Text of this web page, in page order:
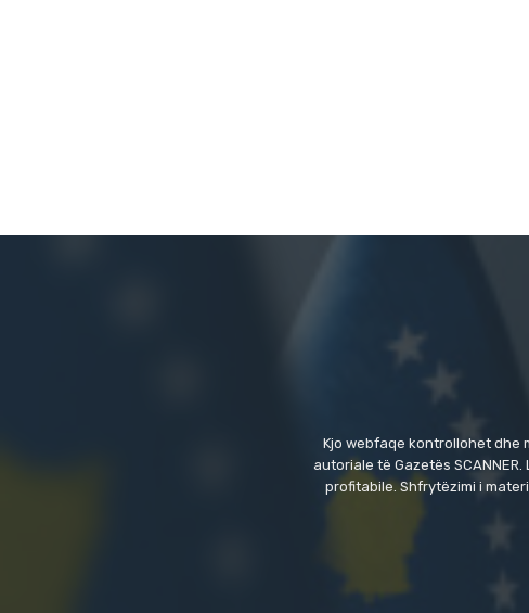
Kjo webfaqe kontrollohet dhe
autoriale të Gazetës
profitabile. Shfrytëzimi i